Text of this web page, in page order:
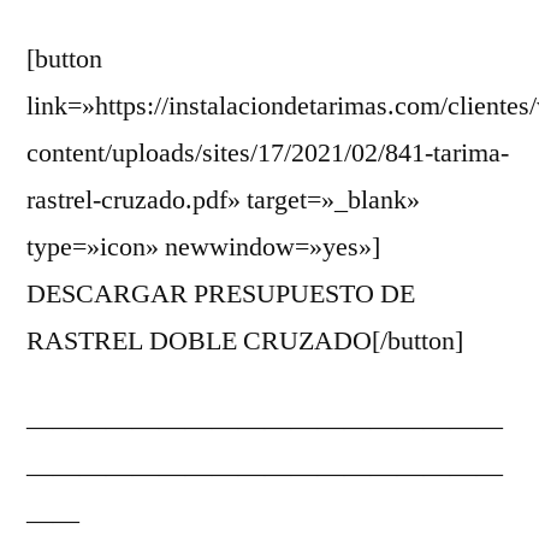
[button
link=»https://instalaciondetarimas.com/
content/uploads/sites/17/2021/02/841-tarima-
rastrel-cruzado.pdf» target=»_blank»
type=»icon» newwindow=»yes»]
DESCARGAR PRESUPUESTO DE
RASTREL DOBLE CRUZADO[/button]
——————————————————
——————————————————
——